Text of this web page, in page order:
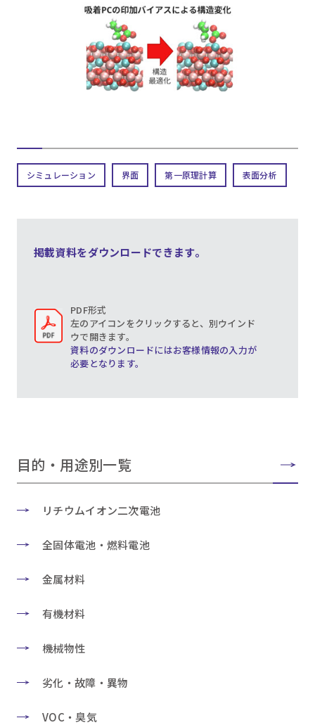
シミュレーション 界面 第一原理計算 表面分析
掲載資料をダウンロードできます。
PDF形式
左のアイコンをクリックすると、別ウインド
ウで開きます。
資料のダウンロードにはお客様情報の入力が
必要となります。
目的・用途別一覧
リチウムイオン二次電池
全固体電池・燃料電池
金属材料
有機材料
機械物性
劣化・故障・異物
VOC・臭気